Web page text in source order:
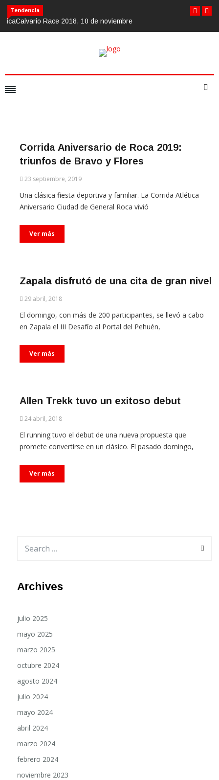
Tendencia
triunfos de Bravo y Flores
Una clásica fiesta deportiva y familiar. La Corrida Atlética
Aniversario Ciudad de General Roca vivió
29 abril, 2018
El domingo, con más de 200 participantes, se llevó a cabo
en Zapala el III Desafío al Portal del Pehuén,
El running tuvo el debut de una nueva propuesta que
promete convertirse en un clásico. El pasado domingo,
mayo 2025
marzo 2025
octubre 2024
agosto 2024
julio 2024
mayo 2024
abril 2024
marzo 2024
febrero 2024
noviembre 2023